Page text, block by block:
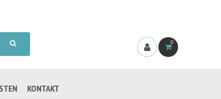
0
KONTAKT